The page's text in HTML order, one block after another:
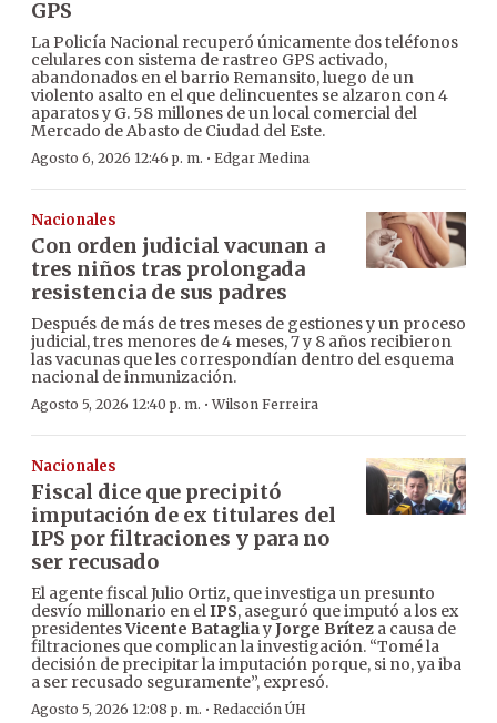
GPS
La Policía Nacional recuperó únicamente dos teléfonos
celulares con sistema de rastreo GPS activado,
abandonados en el barrio Remansito, luego de un
violento asalto en el que delincuentes se alzaron con 4
aparatos y G. 58 millones de un local comercial del
Mercado de Abasto de Ciudad del Este.
Agosto 6, 2026 12:46 p. m. · Edgar Medina
Nacionales
Con orden judicial vacunan a
tres niños tras prolongada
resistencia de sus padres
Después de más de tres meses de gestiones y un proceso
judicial, tres menores de 4 meses, 7 y 8 años recibieron
las vacunas que les correspondían dentro del esquema
nacional de inmunización.
Agosto 5, 2026 12:40 p. m. ·Wilson Ferreira
Nacionales
Fiscal dice que precipitó
imputación de ex titulares del
IPS por filtraciones y para no
ser recusado
El agente fiscal Julio Ortiz, que investiga un presunto
desvío millonario en elIPS, aseguró que imputó a los ex
presidentesVicente BatagliayJorge Brítez a causa de
filtraciones que complican la investigación. “Tomé la
decisión de precipitar la imputación porque, si no, ya iba
a ser recusado seguramente”, expresó.
Agosto 5, 2026 12:08 p. m. · Redacción ÚH